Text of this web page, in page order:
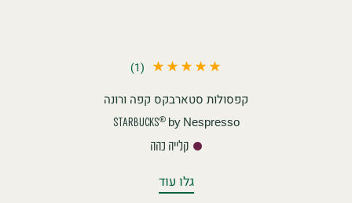
(1)
קפסולות סטארבקס קפה ורונה
STARBUCKS®by Nespresso
קלייה כהה
גלו עוד